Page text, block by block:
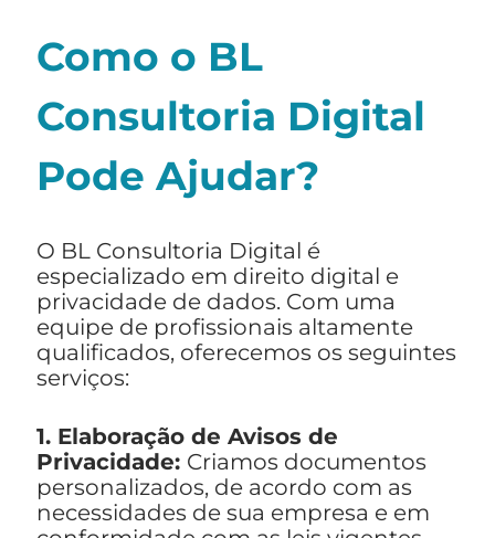
Como o BL
Consultoria Digital
Pode Ajudar?
O BL Consultoria Digital é
especializado em direito digital e
privacidade de dados. Com uma
equipe de profissionais altamente
qualificados, oferecemos os seguintes
serviços:
1. Elaboração de Avisos de
Privacidade: Criamos documentos
personalizados, de acordo com as
necessidades de sua empresa e em